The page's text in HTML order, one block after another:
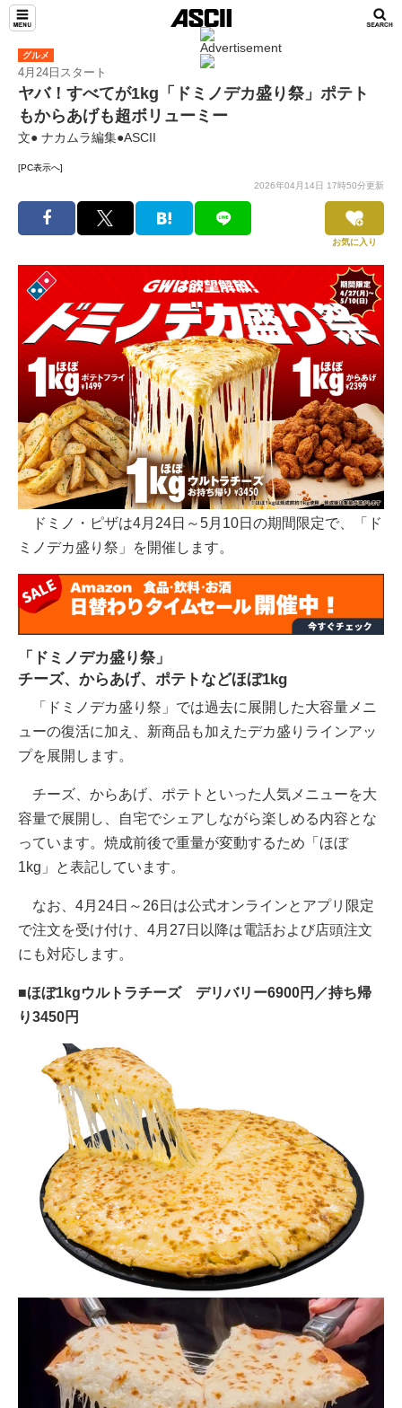
グルメ
4月24日スタート
ヤバ！すべてが1kg「ドミノデカ盛り祭」ポテト
もからあげも超ボリューミー
文● ナカムラ編集●ASCII
[PC表示へ]
2026年04月14日 17時50分更新
お気に入り
ドミノ・ピザは4月24日～5月10日の期間限定で、「ド
ミノデカ盛り祭」を開催します。
「ドミノデカ盛り祭」
チーズ、からあげ、ポテトなどほぼ1kg
「ドミノデカ盛り祭」では過去に展開した大容量メニ
ューの復活に加え、新商品も加えたデカ盛りラインアッ
プを展開します。
チーズ、からあげ、ポテトといった人気メニューを大
容量で展開し、自宅でシェアしながら楽しめる内容とな
っています。焼成前後で重量が変動するため「ほぼ
1kg」と表記しています。
なお、4月24日～26日は公式オンラインとアプリ限定
で注文を受け付け、4月27日以降は電話および店頭注文
にも対応します。
■ほぼ1kgウルトラチーズ デリバリー6900円／持ち帰
り3450円